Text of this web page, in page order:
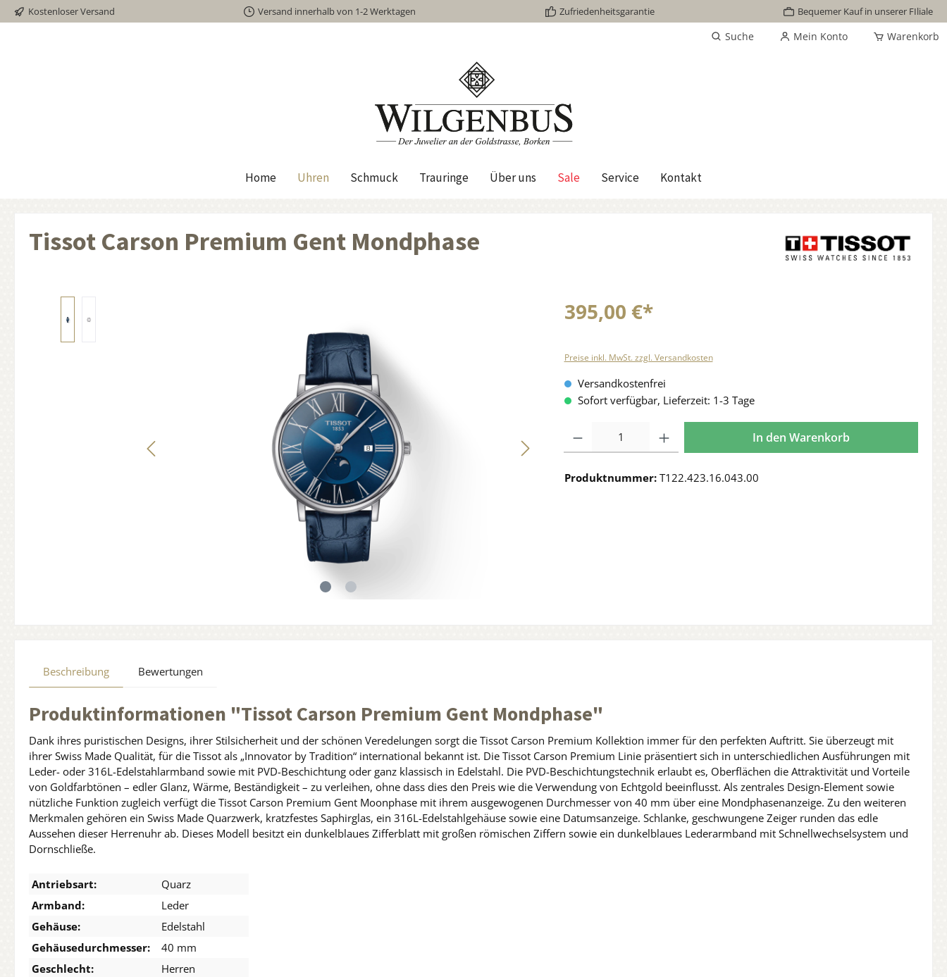
springen
Kostenloser Versand Versand innerhalb von 1-2 Werktagen Zufriedenheitsgarantie Bequemer Kauf in unserer FIliale
Suche Mein Konto Warenkorb
Home Uhren Schmuck Trauringe Über uns Sale Service Kontakt
Tissot Carson Premium Gent Mondphase
395,00 €*
Preise inkl. MwSt. zzgl. Versandkosten
Versandkostenfrei
Sofort verfügbar, Lieferzeit: 1-3 Tage
In den Warenkorb
Produktnummer: T122.423.16.043.00
Beschreibung Bewertungen
Produktinformationen "Tissot Carson Premium Gent Mondphase"
Dank ihres puristischen Designs, ihrer Stilsicherheit und der schönen Veredelungen sorgt die Tissot Carson Premium Kollektion immer für den perfekten Auftritt. Sie überzeugt mit
ihrer Swiss Made Qualität, für die Tissot als „Innovator by Tradition“ international bekannt ist. Die Tissot Carson Premium Linie präsentiert sich in unterschiedlichen Ausführungen mit
Leder- oder 316L-Edelstahlarmband sowie mit PVD-Beschichtung oder ganz klassisch in Edelstahl. Die PVD-Beschichtungstechnik erlaubt es, Oberflächen die Attraktivität und Vorteile
von Goldfarbtönen – edler Glanz, Wärme, Beständigkeit – zu verleihen, ohne dass dies den Preis wie die Verwendung von Echtgold beeinflusst. Als zentrales Design-Element sowie
nützliche Funktion zugleich verfügt die Tissot Carson Premium Gent Moonphase mit ihrem ausgewogenen Durchmesser von 40 mm über eine Mondphasenanzeige. Zu den weiteren
Merkmalen gehören ein Swiss Made Quarzwerk, kratzfestes Saphirglas, ein 316L-Edelstahlgehäuse sowie eine Datumsanzeige. Schlanke, geschwungene Zeiger runden das edle
Aussehen dieser Herrenuhr ab. Dieses Modell besitzt ein dunkelblaues Zifferblatt mit großen römischen Ziffern sowie ein dunkelblaues Lederarmband mit Schnellwechselsystem und
Dornschließe.
Antriebsart:
Quarz
Armband:
Leder
Gehäuse:
Edelstahl
Gehäusedurchmesser:
40 mm
Geschlecht:
Herren